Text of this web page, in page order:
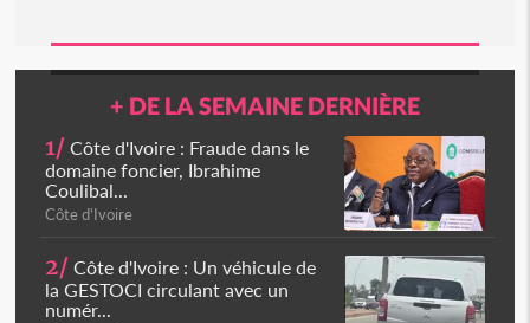
+ DE LA SEMAINE DERNIÈRE
1/ Côte d'Ivoire : Fraude dans le
domaine foncier, Ibrahime
Coulibal...
Côte d'Ivoire
2/ Côte d'Ivoire : Un véhicule de
la GESTOCI circulant avec un
numér...